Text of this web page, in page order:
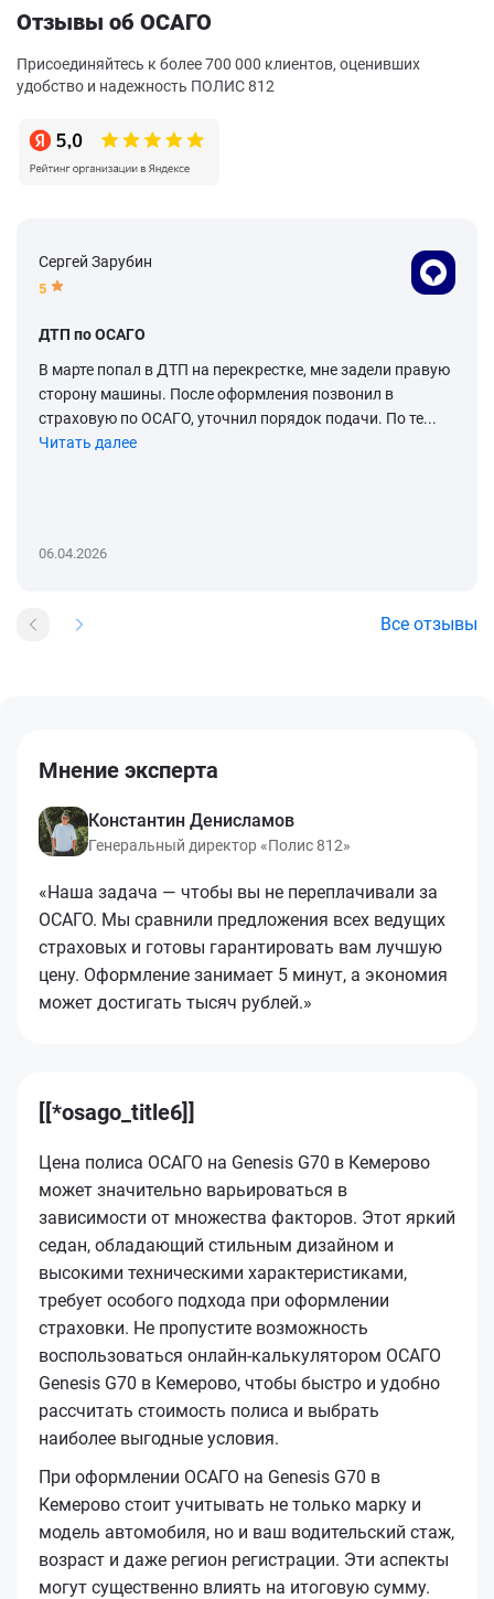
Отзывы об ОСАГО
Присоединяйтесь к более 700 000 клиентов, оценивших
удобство и надежность ПОЛИС 812
Сергей Зарубин
5
ДТП по ОСАГО
В марте попал в ДТП на перекрестке, мне задели правую
сторону машины. После оформления позвонил в
страховую по ОСАГО, уточнил порядок подачи. По те...
Читать далее
06.04.2026
Все отзывы
Мнение эксперта
Константин Денисламов
Генеральный директор «Полис 812»
«Наша задача — чтобы вы не переплачивали за
ОСАГО. Мы сравнили предложения всех ведущих
страховых и готовы гарантировать вам лучшую
цену. Оформление занимает 5 минут, а экономия
может достигать тысяч рублей.»
[[*osago_title6]]
Цена полиса ОСАГО на Genesis G70 в Кемерово
может значительно варьироваться в
зависимости от множества факторов. Этот яркий
седан, обладающий стильным дизайном и
высокими техническими характеристиками,
требует особого подхода при оформлении
страховки. Не пропустите возможность
воспользоваться онлайн-калькулятором ОСАГО
Genesis G70 в Кемерово, чтобы быстро и удобно
рассчитать стоимость полиса и выбрать
наиболее выгодные условия.
При оформлении ОСАГО на Genesis G70 в
Кемерово стоит учитывать не только марку и
модель автомобиля, но и ваш водительский стаж,
возраст и даже регион регистрации. Эти аспекты
могут существенно влиять на итоговую сумму.